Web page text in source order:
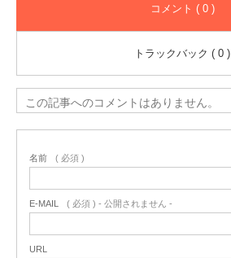
コメント ( 0 )
トラックバック ( 0 )
この記事へのコメントはありません。
名前 ( 必須 )
E-MAIL ( 必須 ) - 公開されません -
URL